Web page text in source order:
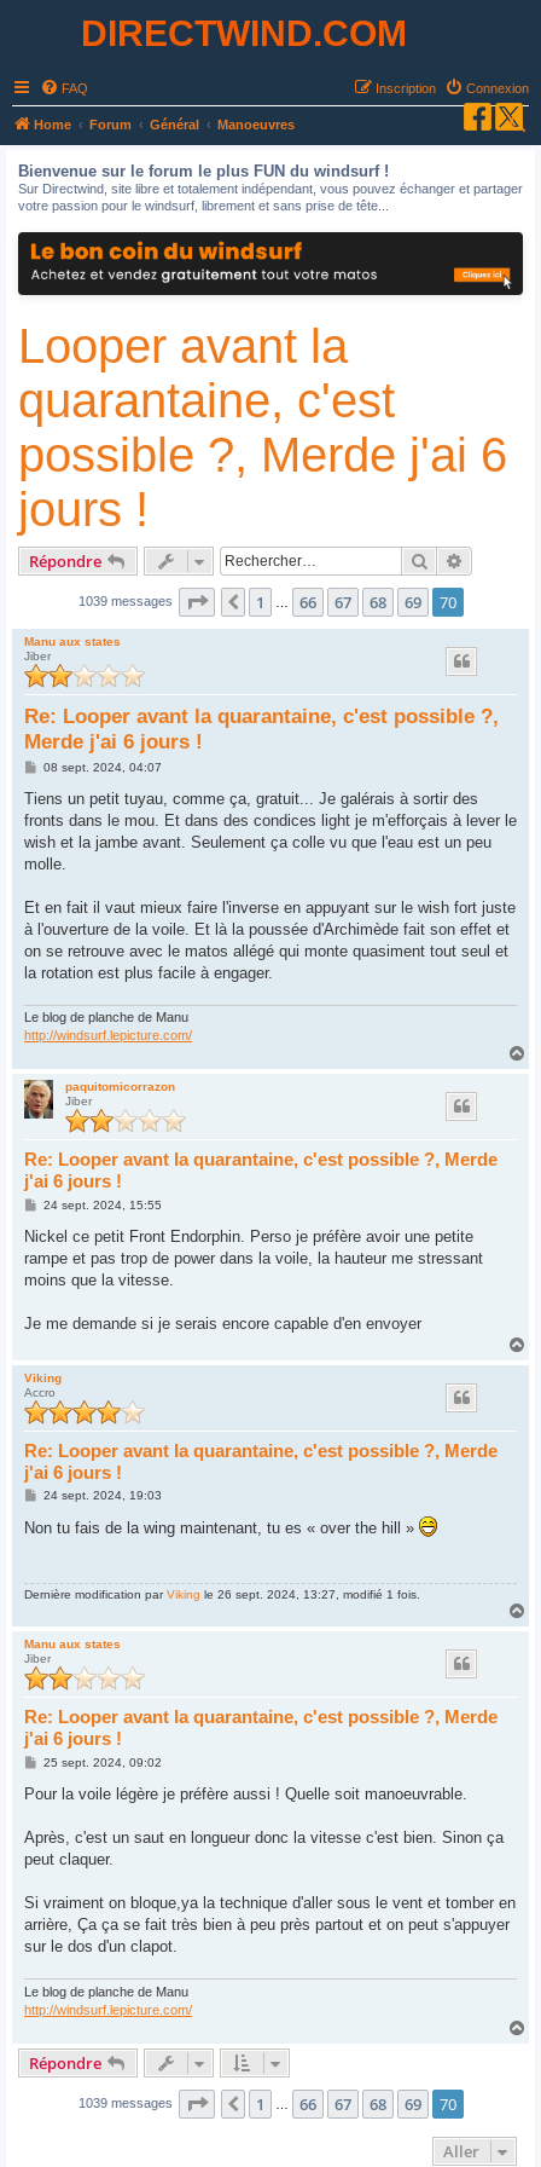
DIRECTWIND.COM
FAQ Connexion
Inscription
Home Forum Général Manoeuvres
Bienvenue sur le forum le plus FUN du windsurf !
Sur Directwind, site libre et totalement indépendant, vous pouvez échanger et partager
votre passion pour le windsurf, librement et sans prise de tête...
Looper avant la
quarantaine, c'est
possible ?, Merde j'ai 6
jours !
Répondre Rechercher
1039 messages Page 70 70
Précédent
1 66 67 68 69 70
Manu aux states
Jiber
Re: Looper avant la quarantaine, c'est possible ?,
Merde j'ai 6 jours !
M
s
a
g
08 sept. 2024, 04:07
Tiens un petit tuyau, comme ça, gratuit... Je galérais à sortir des
fronts dans le mou. Et dans des condices light je m'efforçais à lever le
wish et la jambe avant. Seulement ça colle vu que l'eau est un peu
molle.
Et en fait il vaut mieux faire l'inverse en appuyant sur le wish fort juste
à l'ouverture de la voile. Et là la poussée d'Archimède fait son effet et
on se retrouve avec le matos allégé qui monte quasiment tout seul et
la rotation est plus facile à engager.
Le blog de planche de Manu
http://windsurf.lepicture.com/
a
paquitomicorrazon
Jiber
Re: Looper avant la quarantaine, c'est possible ?, Merde
j'ai 6 jours !
M
s
a
g
24 sept. 2024, 15:55
Nickel ce petit Front Endorphin. Perso je préfère avoir une petite
rampe et pas trop de power dans la voile, la hauteur me stressant
moins que la vitesse.
Je me demande si je serais encore capable d'en envoyer
Viking
Accro
Re: Looper avant la quarantaine, c'est possible ?, Merde
j'ai 6 jours !
M
s
s
e
24 sept. 2024, 19:03
Non tu fais de la wing maintenant, tu es « over the hill »
Dernière modification parViking le 26 sept. 2024, 13:27, modifié 1 fois.
a
Manu aux states
Jiber
Re: Looper avant la quarantaine, c'est possible ?, Merde
j'ai 6 jours !
M
s
g
25 sept. 2024, 09:02
Pour la voile légère je préfère aussi ! Quelle soit manoeuvrable.
Après, c'est un saut en longueur donc la vitesse c'est bien. Sinon ça
peut claquer.
Si vraiment on bloque,ya la technique d'aller sous le vent et tomber en
arrière, Ça ça se fait très bien à peu près partout et on peut s'appuyer
sur le dos d'un clapot.
Le blog de planche de Manu
http://windsurf.lepicture.com/
Répondre
1039 messages Page 70 70
Précédent
1 66 67 68 69 70
Aller